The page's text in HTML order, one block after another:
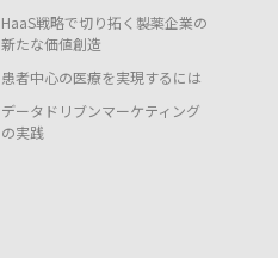
HaaS戦略で切り拓く製薬企業の
新たな価値創造
患者中心の医療を実現するには
データドリブンマーケティング
の実践